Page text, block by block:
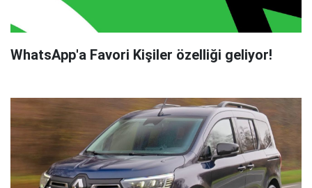
WhatsApp'a Favori Kişiler özelliği geliyor!